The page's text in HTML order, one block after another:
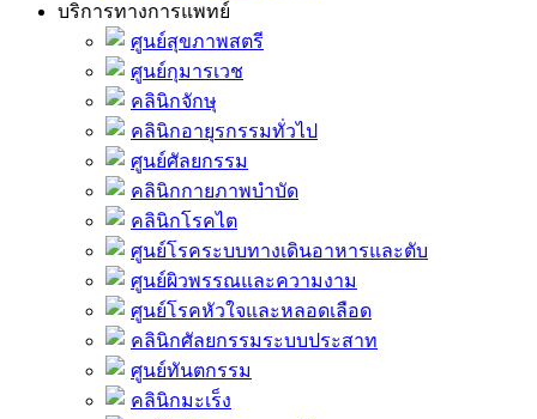
บริการทางการแพทย์
ศูนย์สุขภาพสตรี
ศูนย์กุมารเวช
คลินิกจักษุ
คลินิกอายุรกรรมทั่วไป
ศูนย์ศัลยกรรม
คลินิกกายภาพบำบัด
คลินิกโรคไต
ศูนย์โรคระบบทางเดินอาหารและตับ
ศูนย์ผิวพรรณและความงาม
ศูนย์โรคหัวใจและหลอดเลือด
คลินิกศัลยกรรมระบบประสาท
ศูนย์ทันตกรรม
คลินิกมะเร็ง